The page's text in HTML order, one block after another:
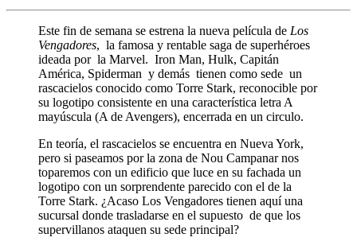
Este fin de semana se estrena la nueva película de Los
Vengadores, la famosa y rentable saga de superhéroes
ideada por la Marvel. Iron Man, Hulk, Capitán
América, Spiderman y demás tienen como sede un
rascacielos conocido como Torre Stark, reconocible por
su logotipo consistente en una característica letra A
mayúscula (A de Avengers), encerrada en un circulo.
En teoría, el rascacielos se encuentra en Nueva York,
pero si paseamos por la zona de Nou Campanar nos
toparemos con un edificio que luce en su fachada un
logotipo con un sorprendente parecido con el de la
Torre Stark. ¿Acaso Los Vengadores tienen aquí una
sucursal donde trasladarse en el supuesto de que los
supervillanos ataquen su sede principal?